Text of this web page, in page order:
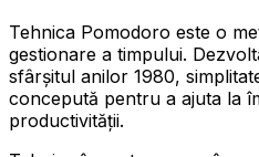
Tehnica Pomodoro este o
gestionare a timpului.
sfârșitul anilor 1980,
concepută pentru a ajuta la
productivității.